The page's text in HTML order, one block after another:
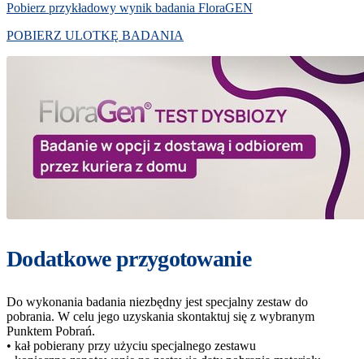
Pobierz przykładowy wynik badania FloraGEN
POBIERZ ULOTKĘ BADANIA
Dodatkowe przygotowanie
Do wykonania badania niezbędny jest specjalny zestaw do
pobrania. W celu jego uzyskania skontaktuj się z wybranym
Punktem Pobrań.
• kał pobierany przy użyciu specjalnego zestawu